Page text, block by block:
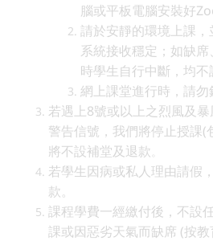
腦或平板電腦安裝好
請於安靜的環境上課
系統接收穩定；如缺
時學生自行中斷，均不
網上課堂進行時，請勿
若遇上8號或以上之烈風及
警告信號，我們將停止授課(
將不設補堂及退款
若學生因病或私人理由請假
款。
課程學費一經繳付後，不設
課或因惡劣天氣而缺席 (按教